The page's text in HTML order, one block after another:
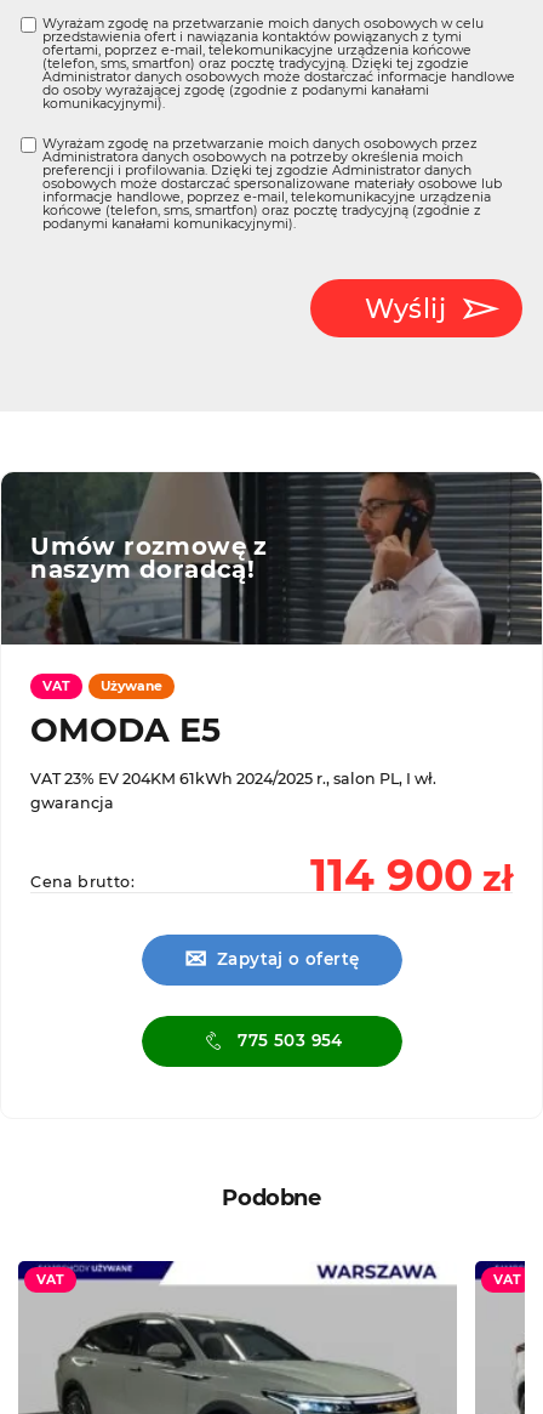
Wyrażam zgodę na przetwarzanie moich danych osobowych w celu
przedstawienia ofert i nawiązania kontaktów powiązanych z tymi
ofertami, poprzez e-mail, telekomunikacyjne urządzenia końcowe
(telefon, sms, smartfon) oraz pocztę tradycyjną. Dzięki tej zgodzie
Administrator danych osobowych może dostarczać informacje handlowe
do osoby wyrażającej zgodę (zgodnie z podanymi kanałami
komunikacyjnymi).
Wyrażam zgodę na przetwarzanie moich danych osobowych przez
Administratora danych osobowych na potrzeby określenia moich
preferencji i profilowania. Dzięki tej zgodzie Administrator danych
osobowych może dostarczać spersonalizowane materiały osobowe lub
informacje handlowe, poprzez e-mail, telekomunikacyjne urządzenia
końcowe (telefon, sms, smartfon) oraz pocztę tradycyjną (zgodnie z
podanymi kanałami komunikacyjnymi).
Wyślij
Umów rozmowę z
naszym doradcą!
VAT Używane
OMODA E5
VAT 23% EV 204KM 61kWh 2024/2025 r., salon PL, I wł.
gwarancja
Cena brutto: 114 900 zł
✉ Zapytaj o ofertę
775 503 954
Podobne
VAT VAT